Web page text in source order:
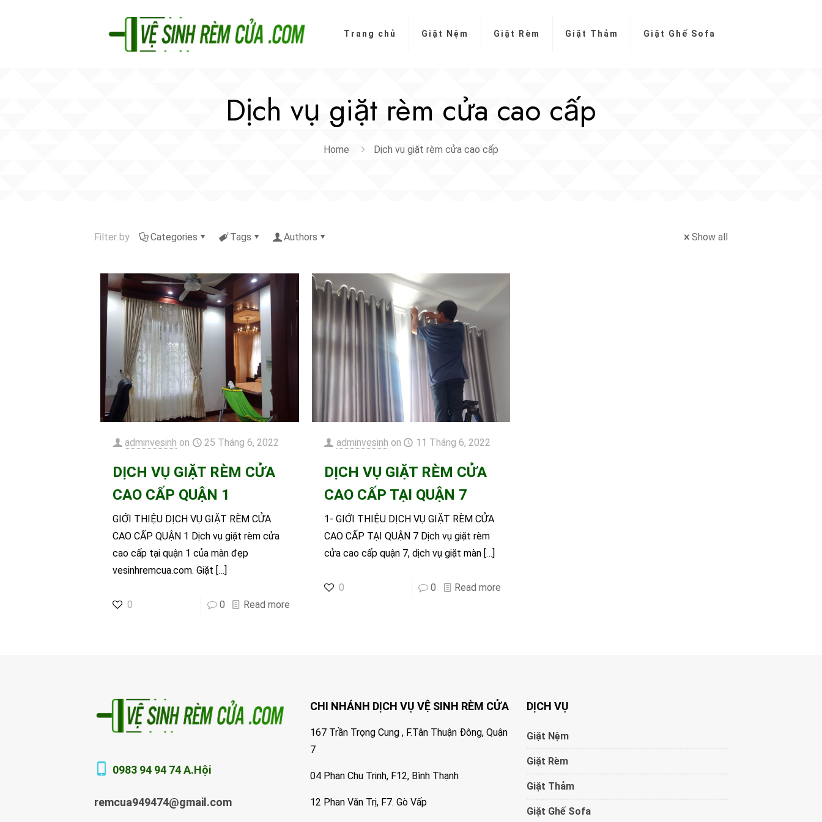
Trang chủ Giặt Nệm Giặt Rèm Giặt Thảm Giặt Ghế Sofa
Dịch vụ giặt rèm cửa cao cấp
Home Dịch vụ giặt rèm cửa cao cấp
Filter by Categories Tags Authors Show all
adminvesinh on 25 Tháng 6, 2022
DỊCH VỤ GIẶT RÈM CỬA
CAO CẤP QUẬN 1
GIỚI THIỆU DỊCH VỤ GIẶT RÈM CỬA
CAO CẤP QUẬN 1 Dịch vụ giặt rèm cửa
cao cấp tại quận 1 của màn đẹp
vesinhremcua.com. Giặt […]
0 0 Read more
adminvesinh on 11 Tháng 6, 2022
DỊCH VỤ GIẶT RÈM CỬA
CAO CẤP TẠI QUẬN 7
1- GIỚI THIỆU DỊCH VỤ GIẶT RÈM CỬA
CAO CẤP TẠI QUẬN 7 Dịch vụ giặt rèm
cửa cao cấp quận 7, dịch vụ giặt màn[…]
0 0 Read more
0983 94 94 74 A.Hội
remcua949474@gmail.com
CHI NHÁNH DỊCH VỤ VỆ SINH RÈM CỬA
167 Trần Trọng Cung , F.Tân Thuận Đông, Quận
7
04 Phan Chu Trinh, F12, Bình Thạnh
12 Phan Văn Trị, F7. Gò Vấp
DỊCH VỤ
Giặt Nệm
Giặt Rèm
Giặt Thảm
Giặt Ghế Sofa